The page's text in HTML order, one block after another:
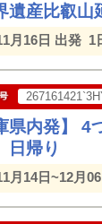
遺産比叡
月16日 出発 1
県内発】
帰り
月14日~12月